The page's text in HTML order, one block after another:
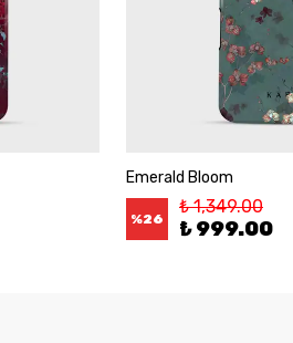
Emerald Bloom
%26
₺ 1,349.00
₺ 999.00